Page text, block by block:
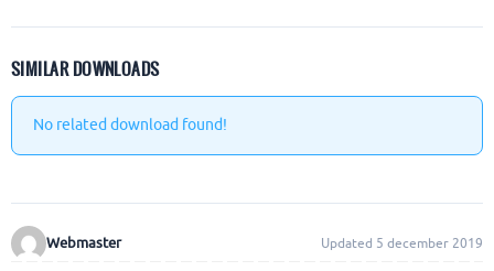
SIMILAR DOWNLOADS
No related download found!
Webmaster Updated 5 december 2019